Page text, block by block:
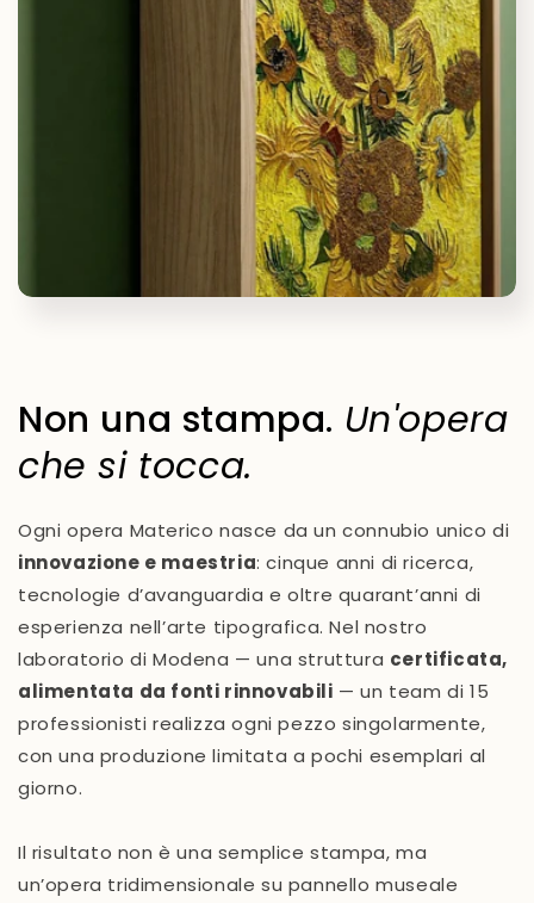
Non una stampa. Un'opera
che si tocca.
Ogni opera Materico nasce da un connubio unico di
innovazione e maestria: cinque anni di ricerca,
tecnologie d’avanguardia e oltre quarant’anni di
esperienza nell’arte tipografica. Nel nostro
laboratorio di Modena — una struttura certificata,
alimentata da fonti rinnovabili — un team di 15
professionisti realizza ogni pezzo singolarmente,
con una produzione limitata a pochi esemplari al
giorno.
Il risultato non è una semplice stampa, ma
un’opera tridimensionale su pannello museale